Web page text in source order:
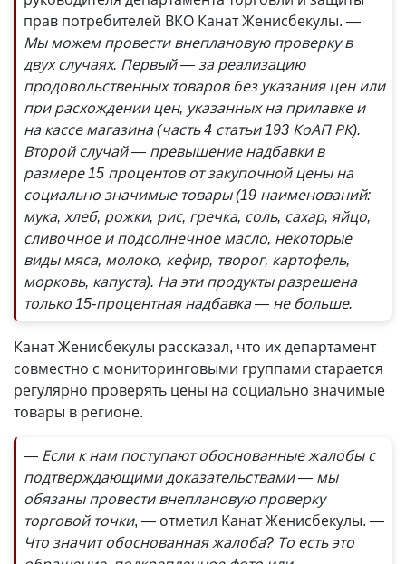
прав потребителей ВКО Канат Женисбекулы. —
Мы можем провести внеплановую проверку в
двух случаях. Первый — за реализацию
продовольственных товаров без указания цен или
при расхождении цен, указанных на прилавке и
на кассе магазина (часть 4 статьи 193 КоАП РК).
Второй случай — превышение надбавки в
размере 15 процентов от закупочной цены на
социально значимые товары (19 наименований:
мука, хлеб, рожки, рис, гречка, соль, сахар, яйцо,
сливочное и подсолнечное масло, некоторые
виды мяса, молоко, кефир, творог, картофель,
морковь, капуста). На эти продукты разрешена
только 15-процентная надбавка — не больше.
Канат Женисбекулы рассказал, что их департамент
совместно с мониторинговыми группами старается
регулярно проверять цены на социально значимые
товары в регионе.
— Если к нам поступают обоснованные жалобы с
подтверждающими доказательствами — мы
обязаны провести внеплановую проверку
торговой точки, — отметил Канат Женисбекулы. —
Что значит обоснованная жалоба? То есть это